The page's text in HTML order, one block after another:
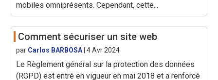
mobiles omniprésents. Cependant, cette...
Comment sécuriser un site web
par Carlos BARBOSA |4 Avr 2024
Le Règlement général sur la protection des données
(RGPD) est entré en vigueur en mai 2018 et a renforcé